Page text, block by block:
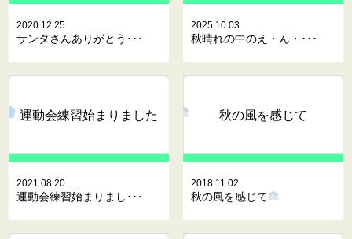
2020.12.25
サンタさんありがとう･･･
2025.10.03
秋晴れの中のえ・ん・･･･
運動会練習始まりました
2021.08.20
運動会練習始まりまし･･･
秋の風を感じて
2018.11.02
秋の風を感じて